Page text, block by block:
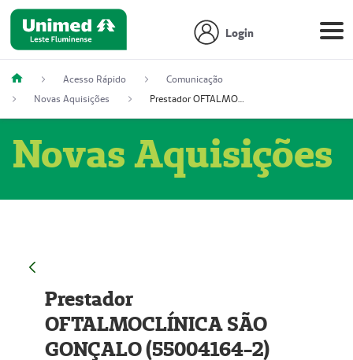
Login
Acesso Rápido
Comunicação
Novas Aquisições
Prestador OFTALMOCLÍNICA SÃO GONÇALO (55004164-2)
Novas Aquisições
Prestador
OFTALMOCLÍNICA SÃO
GONÇALO (55004164-2)